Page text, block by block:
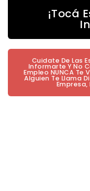
¡Tocá
Cuidate De Las
Informarte Y No
Empleo NUNCA Te
Alguien Te Llama